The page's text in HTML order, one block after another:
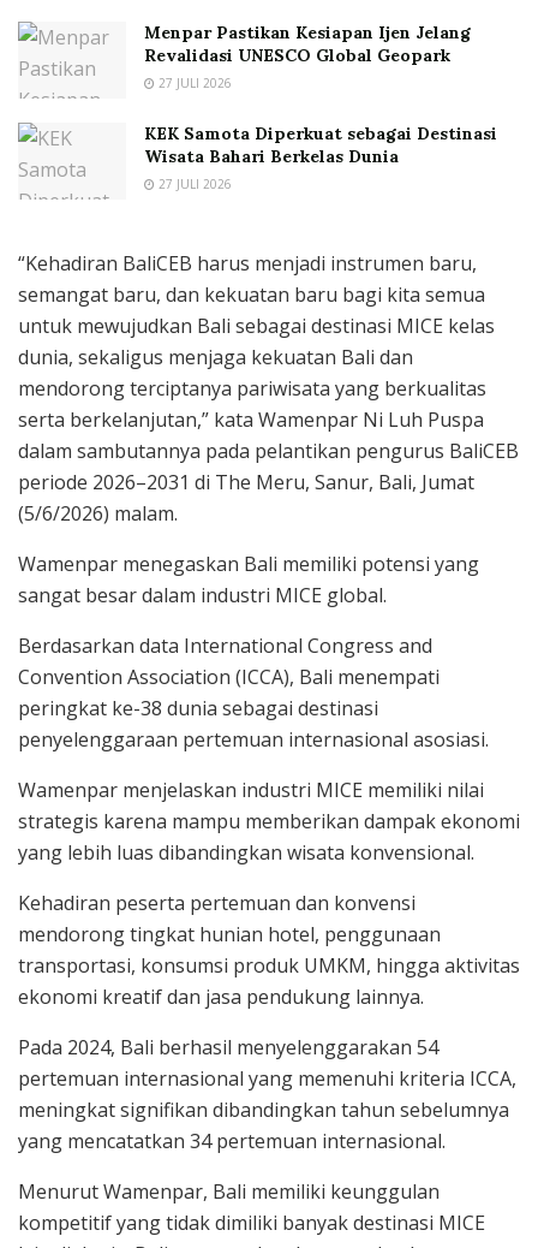
Menpar Pastikan Kesiapan Ijen Jelang
Revalidasi UNESCO Global Geopark
27 JULI 2026
KEK Samota Diperkuat sebagai Destinasi
Wisata Bahari Berkelas Dunia
27 JULI 2026
“Kehadiran BaliCEB harus menjadi instrumen baru,
semangat baru, dan kekuatan baru bagi kita semua
untuk mewujudkan Bali sebagai destinasi MICE kelas
dunia, sekaligus menjaga kekuatan Bali dan
mendorong terciptanya pariwisata yang berkualitas
serta berkelanjutan,” kata Wamenpar Ni Luh Puspa
dalam sambutannya pada pelantikan pengurus BaliCEB
periode 2026–2031 di The Meru, Sanur, Bali, Jumat
(5/6/2026) malam.
Wamenpar menegaskan Bali memiliki potensi yang
sangat besar dalam industri MICE global.
Berdasarkan data International Congress and
Convention Association (ICCA), Bali menempati
peringkat ke-38 dunia sebagai destinasi
penyelenggaraan pertemuan internasional asosiasi.
Wamenpar menjelaskan industri MICE memiliki nilai
strategis karena mampu memberikan dampak ekonomi
yang lebih luas dibandingkan wisata konvensional.
Kehadiran peserta pertemuan dan konvensi
mendorong tingkat hunian hotel, penggunaan
transportasi, konsumsi produk UMKM, hingga aktivitas
ekonomi kreatif dan jasa pendukung lainnya.
Pada 2024, Bali berhasil menyelenggarakan 54
pertemuan internasional yang memenuhi kriteria ICCA,
meningkat signifikan dibandingkan tahun sebelumnya
yang mencatatkan 34 pertemuan internasional.
Menurut Wamenpar, Bali memiliki keunggulan
kompetitif yang tidak dimiliki banyak destinasi MICE